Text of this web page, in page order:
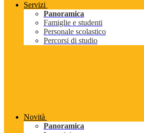
Servizi
Panoramica
Famiglie e studenti
Personale scolastico
Percorsi di studio
Novità
Panoramica